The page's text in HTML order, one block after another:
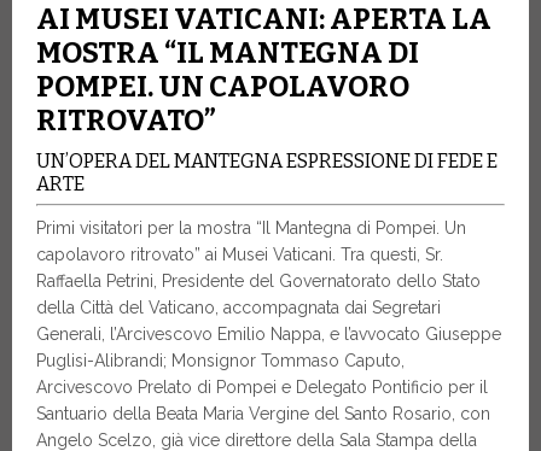
AI MUSEI VATICANI: APERTA LA
MOSTRA “IL MANTEGNA DI
POMPEI. UN CAPOLAVORO
RITROVATO”
UN’OPERA DEL MANTEGNA ESPRESSIONE DI FEDE E
ARTE
Primi visitatori per la mostra “Il Mantegna di Pompei. Un
capolavoro ritrovato” ai Musei Vaticani. Tra questi, Sr.
Raffaella Petrini, Presidente del Governatorato dello Stato
della Città del Vaticano, accompagnata dai Segretari
Generali, l’Arcivescovo Emilio Nappa, e l’avvocato Giuseppe
Puglisi-Alibrandi; Monsignor Tommaso Caputo,
Arcivescovo Prelato di Pompei e Delegato Pontificio per il
Santuario della Beata Maria Vergine del Santo Rosario, con
Angelo Scelzo, già vice direttore della Sala Stampa della